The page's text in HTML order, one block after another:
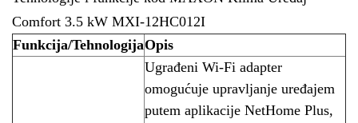
Comfort 3.5 kW MXI-12HC012I
Funkcija/TehnologijaOpis
Ugrađeni Wi-Fi adapter
omogućuje upravljanje uređajem
putem aplikacije NetHome Plus,